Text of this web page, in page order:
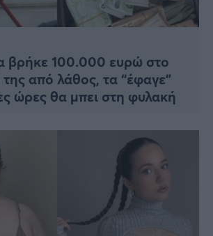
βρήκε 100.000 ευρώ στο
από λάθος, τα “έφαγε”
ώρες θα μπει στη φυλακή